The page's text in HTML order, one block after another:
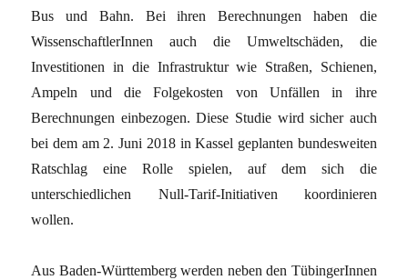
Bus und Bahn. Bei ihren Berechnungen haben die
WissenschaftlerInnen auch die Umweltschäden, die
Investitionen in die Infrastruktur wie Straßen, Schienen,
Ampeln und die Folgekosten von Unfällen in ihre
Berechnungen einbezogen. Diese Studie wird sicher auch
bei dem am 2. Juni 2018 in Kassel geplanten bundesweiten
Ratschlag eine Rolle spielen, auf dem sich die
unterschiedlichen Null-Tarif-Initiativen koordinieren
wollen.
Aus Baden-Württemberg werden neben den TübingerInnen